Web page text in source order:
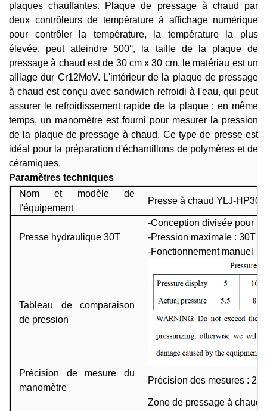
plaques chauffantes. Plaque de pressage à chaud par
deux contrôleurs de température à affichage numérique
pour contrôler la température, la température la plus
élevée. peut atteindre 500°, la taille de la plaque de
pressage à chaud est de 30 cm x 30 cm, le matériau est un
alliage dur Cr12MoV. L'intérieur de la plaque de pressage
à chaud est conçu avec sandwich refroidi à l'eau, qui peut
assurer le refroidissement rapide de la plaque ; en même
temps, un manomètre est fourni pour mesurer la pression
de la plaque de pressage à chaud. Ce type de presse est
idéal pour la préparation d'échantillons de polymères et de
céramiques.
Paramètres techniques
Nom et modèle de
l'équipement
Presse à chaud YLJ-HP300
Presse hydraulique 30T
-Conception divisée pour
-Pression maximale : 30T
-Fonctionnement manuel
Tableau de comparaison
de pression
Précision de mesure du
manomètre
Précision des mesures : 2,5
Zone de pressage à chaud